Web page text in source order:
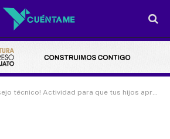
Actividad para que tus hijos aprovechen el viernes sin clases